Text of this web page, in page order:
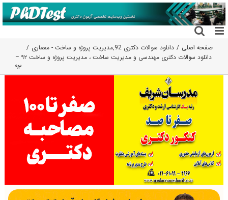
رفتن
به
محتوا
صفحه اصلی دانلود سوالات دکتری 92 ,مدیریت پروژه و ساخت - معماری
دانلود سوالات دکتری مهندسی و مدیریت ساخت ، مدیریت پروژه و ساخت ۹۲ –
۹۳